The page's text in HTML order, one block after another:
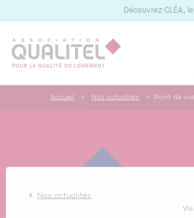
Découvrez CLÉA, le
Accueil > Nos actualités > Point de
Nos actualités